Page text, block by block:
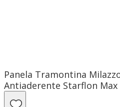
Panela Tramontina
Antiaderente Starflon